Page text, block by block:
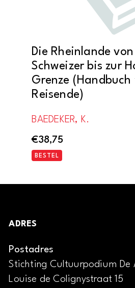
Die Rheinlande
Schweizer bis zur
Grenze
Reisende)
BAEDEKER, K.
€38,75
BESTEL
ADRES
Postadres
Stichting Cultuurpodium De
Louise de Colignystraat 15